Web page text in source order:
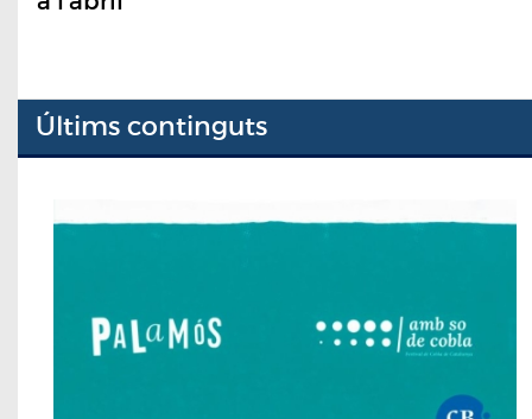
Últims continguts